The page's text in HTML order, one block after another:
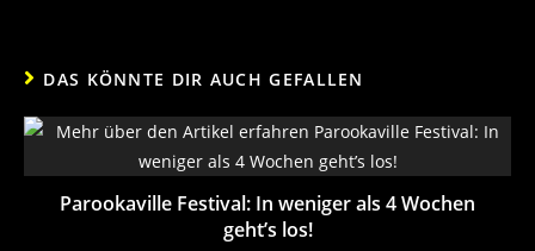
DAS KÖNNTE DIR AUCH GEFALLEN
Parookaville Festival: In weniger als 4 Wochen
geht’s los!